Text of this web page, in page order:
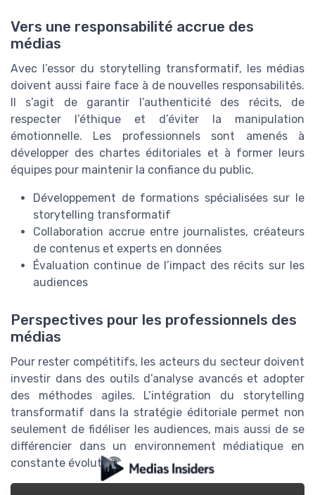
Vers une responsabilité accrue des
médias
Avec l’essor du storytelling transformatif, les médias
doivent aussi faire face à de nouvelles responsabilités.
Il s’agit de garantir l’authenticité des récits, de
respecter l’éthique et d’éviter la manipulation
émotionnelle. Les professionnels sont amenés à
développer des chartes éditoriales et à former leurs
équipes pour maintenir la confiance du public.
Développement de formations spécialisées sur le
storytelling transformatif
Collaboration accrue entre journalistes, créateurs
de contenus et experts en données
Évaluation continue de l’impact des récits sur les
audiences
Perspectives pour les professionnels des
médias
Pour rester compétitifs, les acteurs du secteur doivent
investir dans des outils d’analyse avancés et adopter
des méthodes agiles. L’intégration du storytelling
transformatif dans la stratégie éditoriale permet non
seulement de fidéliser les audiences, mais aussi de se
différencier dans un environnement médiatique en
constante évolution.